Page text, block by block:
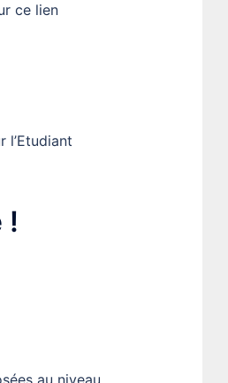
ce lien
l’Etudiant
!
au niveau